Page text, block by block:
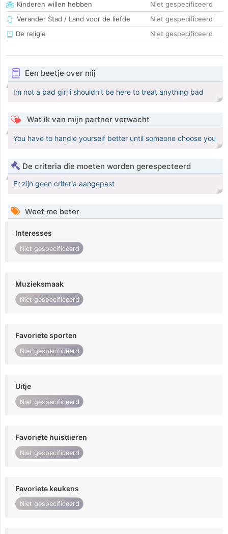
Kinderen willen hebben
Niet gespecificeerd
Verander Stad / Land voor de liefde
Niet gespecificeerd
De religie
Niet gespecificeerd
Een beetje over mij
Im not a bad girl i shouldn't be here to treat anything bad
Wat ik van mijn partner verwacht
You have to handle yourself better until someone choose you
De criteria die moeten worden gerespecteerd
Er zijn geen criteria aangepast
Weet me beter
Interesses
Niet gespecificeerd
Muzieksmaak
Niet gespecificeerd
Favoriete sporten
Niet gespecificeerd
Uitje
Niet gespecificeerd
Favoriete huisdieren
Niet gespecificeerd
Favoriete keukens
Niet gespecificeerd